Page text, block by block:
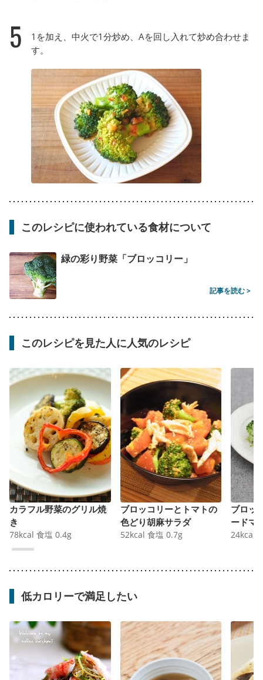
5
1を加え、中火で1分炒め、Aを回し入れて炒め合わせま
す。
このレシピに使われている食材について
緑の彩り野菜「ブロッコリー」
記事を読む >
このレシピを見た人に人気のレシピ
カラフル野菜のグリル焼
き
78kcal 食塩 0.4g
ブロッコリーとトマトの
色どり胡麻サラダ
52kcal 食塩 0.7g
ブロッ
ードマ
24kcal
低カロリーで満足したい